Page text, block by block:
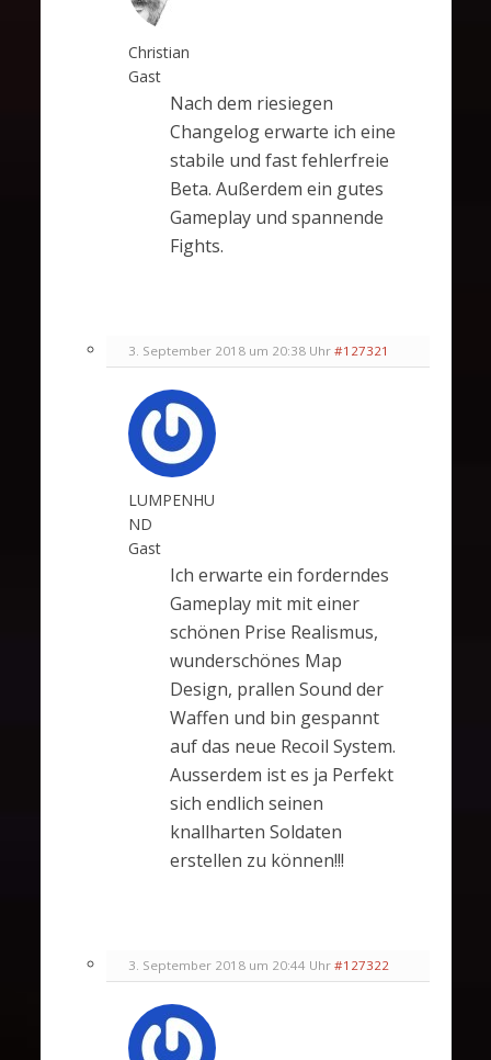
Christian
Gast
Nach dem riesiegen
Changelog erwarte ich eine
stabile und fast fehlerfreie
Beta. Außerdem ein gutes
Gameplay und spannende
Fights.
3. September 2018 um 20:38 Uhr #127321
LUMPENHU
ND
Gast
Ich erwarte ein forderndes
Gameplay mit mit einer
schönen Prise Realismus,
wunderschönes Map
Design, prallen Sound der
Waffen und bin gespannt
auf das neue Recoil System.
Ausserdem ist es ja Perfekt
sich endlich seinen
knallharten Soldaten
erstellen zu können!!!
3. September 2018 um 20:44 Uhr #127322